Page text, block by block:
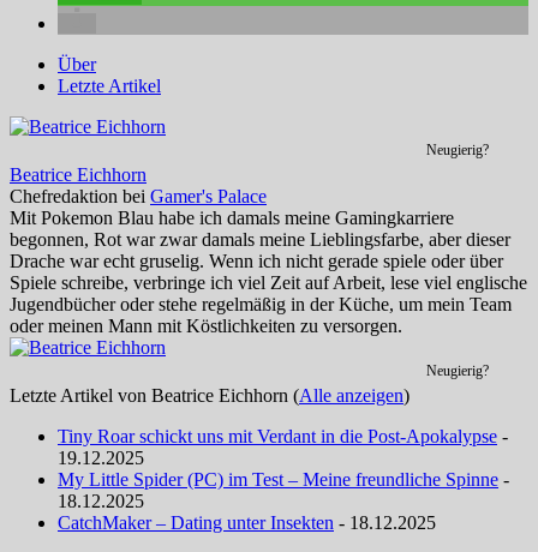
Über
Letzte Artikel
Neugierig?
Beatrice Eichhorn
Chefredaktion bei Gamer's Palace
Mit Pokemon Blau habe ich damals meine Gamingkarriere
begonnen, Rot war zwar damals meine Lieblingsfarbe, aber dieser
Drache war echt gruselig. Wenn ich nicht gerade spiele oder über
Spiele schreibe, verbringe ich viel Zeit auf Arbeit, lese viel englische
Jugendbücher oder stehe regelmäßig in der Küche, um mein Team
oder meinen Mann mit Köstlichkeiten zu versorgen.
Neugierig?
Letzte Artikel von Beatrice Eichhorn (Alle anzeigen)
Tiny Roar schickt uns mit Verdant in die Post-Apokalypse -
19.12.2025
My Little Spider (PC) im Test – Meine freundliche Spinne -
18.12.2025
CatchMaker – Dating unter Insekten - 18.12.2025